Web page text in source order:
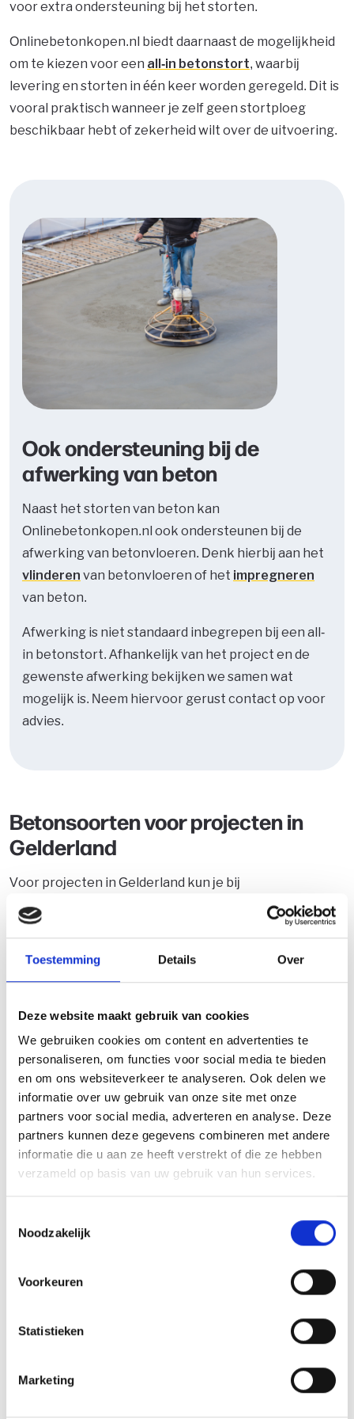
Toestemming Details Over
Deze website maakt gebruik van cookies
We gebruiken cookies om content en advertenties te
personaliseren, om functies voor social media te bieden
en om ons websiteverkeer te analyseren. Ook delen we
informatie over uw gebruik van onze site met onze
partners voor social media, adverteren en analyse. Deze
partners kunnen deze gegevens combineren met andere
informatie die u aan ze heeft verstrekt of die ze hebben
verzameld op basis van uw gebruik van hun services.
Noodzakelijk
Voorkeuren
Statistieken
Marketing
voor extra ondersteuning bij het storten.
Onlinebetonkopen.nl biedt daarnaast de mogelijkheid
om te kiezen voor een all-in betonstort, waarbij
levering en storten in één keer worden geregeld. Dit is
vooral praktisch wanneer je zelf geen stortploeg
beschikbaar hebt of zekerheid wilt over de uitvoering.
Ook ondersteuning bij de
afwerking van beton
Naast het storten van beton kan
Onlinebetonkopen.nl ook ondersteunen bij de
afwerking van betonvloeren. Denk hierbij aan het
vlinderen van betonvloeren of het impregneren
van beton.
Afwerking is niet standaard inbegrepen bij een all-
in betonstort. Afhankelijk van het project en de
gewenste afwerking bekijken we samen wat
mogelijk is. Neem hiervoor gerust contact op voor
advies.
Betonsoorten voor projecten in
Gelderland
Voor projecten in Gelderland kun je bij
Onlinebetonkopen.nl kiezen uit verschillende
betonsoorten. Welke variant geschikt is, hangt af van
betonsoort vind je op de site aanvullende informatie.
Constructiebeton (standaard)
Kleurbeton
Schuimbeton
Anhydrietvloeren
Vloeistofdicht en zelfverdichtend beton
Wat onze klanten zeggen
beton via Onlinebetonkopen.nl. Op onze website delen
het storten van beton.